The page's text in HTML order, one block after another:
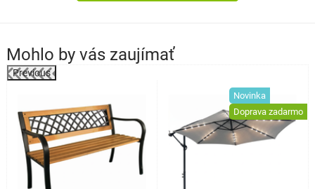
Mohlo by vás zaujímať
Previous
Novinka
Doprava zadarmo